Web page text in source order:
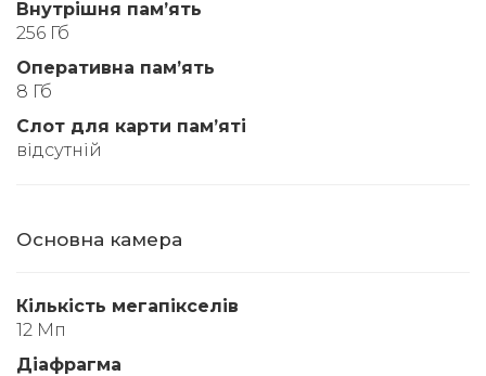
Внутрішня памʼять
256 Гб
Оперативна памʼять
8 Гб
Слот для карти памʼяті
відсутній
Основна камера
Кількість мегапікселів
12 Мп
Діафрагма